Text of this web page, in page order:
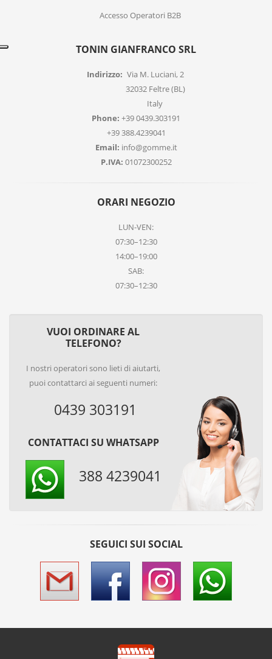
Accesso Operatori B2B
TONIN GIANFRANCO SRL
Indirizzo: Via M. Luciani, 2
32032 Feltre (BL)
Italy
Phone: +39 0439.303191
+39 388.4239041
Email: info@gomme.it
P.IVA: 01072300252
ORARI NEGOZIO
LUN-VEN:
07:30–12:30
14:00–19:00
SAB:
07:30–12:30
VUOI ORDINARE AL
TELEFONO?
I nostri operatori sono lieti di aiutarti,
puoi contattarci ai seguenti numeri:
0439 303191
CONTATTACI SU WHATSAPP
388 4239041
SEGUICI SUI SOCIAL